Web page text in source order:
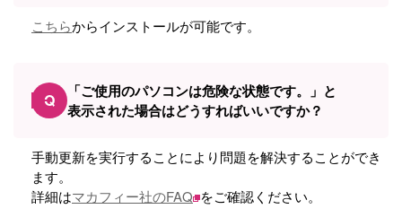
こちらからインストールが可能です。
Q
「ご使用のパソコンは危険な状態です。」と
表示された場合はどうすればいいですか？
手動更新を実行することにより問題を解決することができ
ます。
詳細はマカフィー社のFAQ をご確認ください。